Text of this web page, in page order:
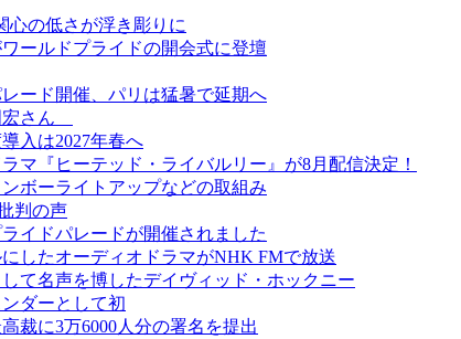
心の低さが浮き彫りに
ールドプライドの開会式に登壇
ード開催、パリは猛暑で延期へ
宏さん
入は2027年春へ
マ『ヒーテッド・ライバルリー』が8月配信決定！
ボーライトアップなどの取組み
判の声
イドパレードが開催されました
したオーディオドラマがNHK FMで放送
て名声を博したデイヴィッド・ホックニー
ダーとして初
裁に3万6000人分の署名を提出